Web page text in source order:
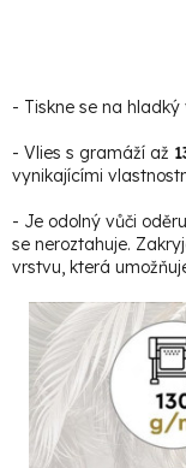
- Tiskne se na hladký
- Vlies s gramáží až
vynikajícími
- Je odolný vůči
se neroztahuje.
vrstvu, která